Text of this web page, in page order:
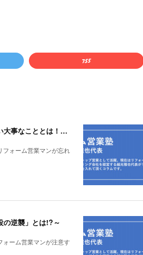
リフォーム営業塾 vol.35～リフォーム営業マンが忘れてはならない大事なこととは！？～
フォーム営業マンが忘れ
の逆襲」とは!?～
ォーム営業マンが注意す